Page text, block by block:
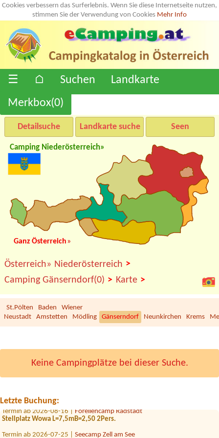
Cookies verbessern das Surferlebnis. Wenn Sie diese Internetseite nutzen,
stimmen Sie der Verwendung von Cookies Mehr Info
☰ ⌂ Suchen
Landkarte
Merkbox(0)
Detailsuche Landkarte suche Seen
Camping Niederösterreich»
Ganz Österreich»
Österreich» Niederösterreich >
Camping Gänserndorf(0) > Karte >
St.Pölten Baden
Wiener
Neustadt
Amstetten Mödling Gänserndorf Neunkirchen Krems
Keine Campingplätze bei dieser Suche.
Letzte Buchung:
Termin ab 2026-08-16 | Forellencamp Radstadt
Stellplatz Wowa L=7,5mB=2,50 2Pers.
Termin ab 2026-07-25 | Seecamp Zell am See